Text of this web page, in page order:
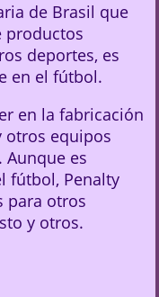
de Brasil que
productos
deportes, es
en el fútbol.
en la fabricación
otros equipos
es
fútbol, Penalty
para otros
y otros.